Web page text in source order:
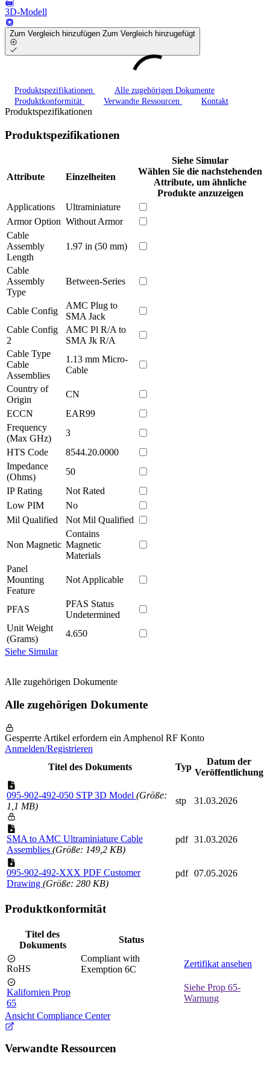
3D-Modell
Zum Vergleich hinzufügen Zum Vergleich hinzugefügt
Produktspezifikationen
Alle zugehörigen Dokumente
Produktkonformität
Verwandte Ressourcen Kontakt
Produktspezifikationen
Produktspezifikationen
Attribute Einzelheiten
Siehe Simular
Wählen Sie die nachstehenden
Attribute, um ähnliche
Produkte anzuzeigen
Applications
Ultraminiature
Armor Option Without Armor
Cable
Assembly
Length
1.97 in (50 mm)
Cable
Assembly
Type
Between-Series
Cable Config
AMC Plug to
SMA Jack
Cable Config
2
AMC Pl R/A to
SMA Jk R/A
Cable Type
Cable
Assemblies
1.13 mm Micro-
Cable
Country of
Origin
CN
ECCN
EAR99
Frequency
(Max GHz)
3
HTS Code
8544.20.0000
Impedance
(Ohms)
50
IP Rating
Not Rated
Low PIM
No
Mil Qualified
Not Mil Qualified
Non Magnetic
Contains
Magnetic
Materials
Panel
Mounting
Feature
Not Applicable
PFAS
PFAS Status
Undetermined
Unit Weight
(Grams)
4.650
Siehe Simular
Alle zugehörigen Dokumente
Alle zugehörigen Dokumente
Gesperrte Artikel erfordern ein Amphenol RF Konto
Anmelden/Registrieren
Titel des Dokuments
Typ
Datum der
Veröffentlichung
095-902-492-050 STP 3D Model (Größe:
1,1 MB)
stp 31.03.2026
SMA to AMC Ultraminiature Cable
Assemblies (Größe: 149,2 KB)
pdf 31.03.2026
095-902-492-XXX PDF Customer
Drawing (Größe: 280 KB)
pdf 07.05.2026
Produktkonformität
Titel des
Dokuments
Status
RoHS
Compliant with
Exemption 6C
Zertifikat ansehen
Kalifornien Prop
65
Siehe Prop 65-
Warnung
Ansicht Compliance Center
Verwandte Ressourcen